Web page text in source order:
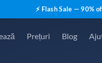
⚡ Flash Sale — 90%
Prețuri Blog